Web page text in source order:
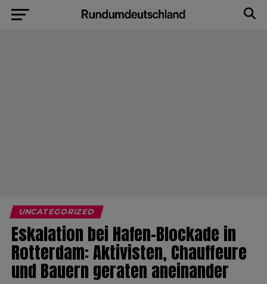
UNCATEGORIZED
Eskalation bei Hafen-Blockade in
Rotterdam: Aktivisten, Chauffeure
und Bauern geraten aneinander